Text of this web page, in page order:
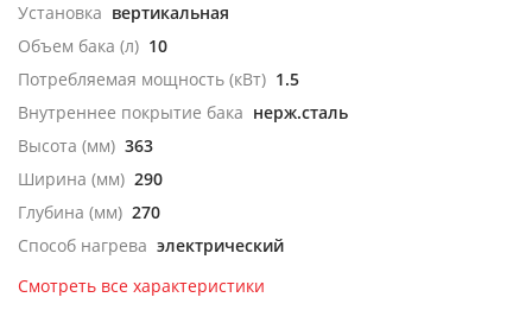
Установка вертикальная
Объем бака (л) 10
Потребляемая мощность (кВт) 1.5
Внутреннее покрытие бака нерж.сталь
Высота (мм) 363
Ширина (мм) 290
Глубина (мм) 270
Способ нагрева электрический
Смотреть все характеристики